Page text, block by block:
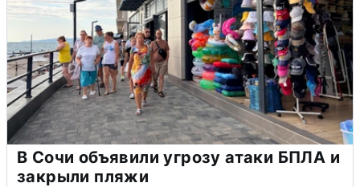
В Сочи объявили угрозу атаки БПЛА и
закрыли пляжи